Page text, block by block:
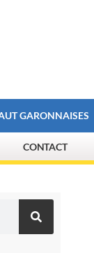
GARONNAISES
CONTACT